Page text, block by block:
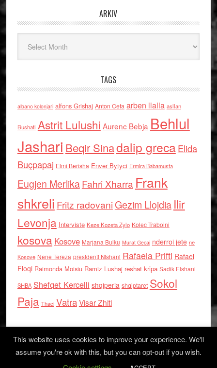
ARKIV
TAGS
albano kolonjari alfons Grishaj Anton Cefa arben llalla asllan
Bushati Astrit Lulushi Aurenc Bebja Behlul
Jashari Beqir Sinadalip grecaElida
Buçpapaj Elmi Berisha Enver Bytyci Ermira Babamusta
Eugjen MerlikaFahri Xharra Frank
shkreli Fritz radovaniGezim Llojdia Ilir
Levonja Interviste Keze Kozeta Zylo Kolec Traboini
kosova Kosove Marjana Bulku Murat Gecaj nderroi jete ne
Kosove Nene Tereza presidenti Nishani Rafaela Prifti Rafael
Floqi Raimonda Moisiu Ramiz Lushaj reshat kripa Sadik Elshani
SHBA Shefqet Kercelli shqiperia shqiptaret Sokol
Paja Thaci VatraVisar Zhiti
This website uses cookies to improve your experience. We'll
assume you're ok with this, but you can opt-out if you wish.